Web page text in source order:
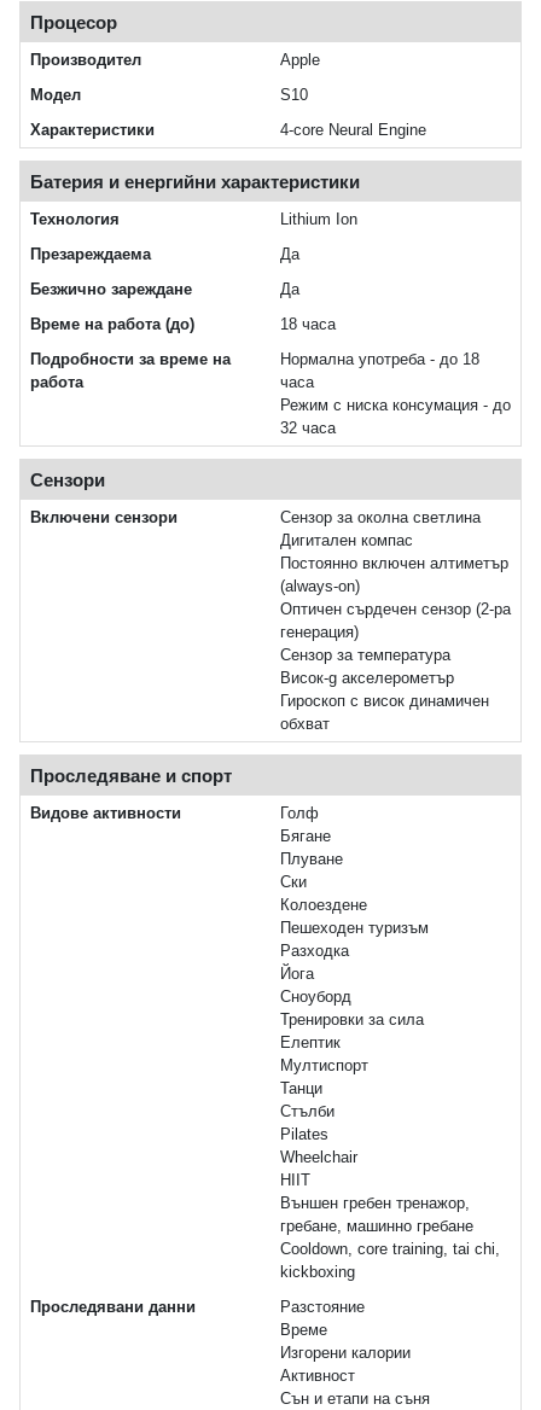
Процесор
Производител
Apple
Модел
S10
Характеристики
4‑core Neural Engine
Батерия и енергийни характеристики
Технология
Lithium Ion
Презареждаема
Да
Безжично зареждане
Да
Време на работа (до)
18 часа
Подробности за време на
работа
Нормална употреба - до 18
часа
Режим с ниска консумация - до
32 часа
Сензори
Включени сензори
Сензор за околна светлина
Дигитален компас
Постоянно включен алтиметър
(always‑on)
Оптичен сърдечен сензор (2‑ра
генерация)
Сензор за температура
Висок‑g акселерометър
Гироскоп с висок динамичен
обхват
Проследяване и спорт
Видове активности
Голф
Бягане
Плуване
Ски
Колоездене
Пешеходен туризъм
Разходка
Йога
Сноуборд
Тренировки за сила
Елептик
Мултиспорт
Танци
Стълби
Pilates
Wheelchair
HIIT
Външен гребен тренажор,
гребане, машинно гребане
Cooldown, core training, tai chi,
kickboxing
Проследявани данни
Разстояние
Време
Изгорени калории
Активност
Сън и етапи на съня